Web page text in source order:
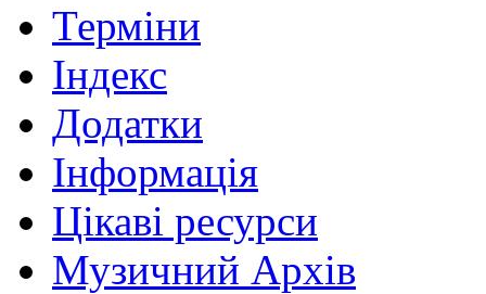
Терміни
Індекс
Додатки
Інформація
Цікаві ресурси
Музичний Архів